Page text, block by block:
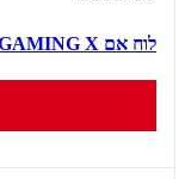
לוח אם Gigabyte Z890M GAMING X